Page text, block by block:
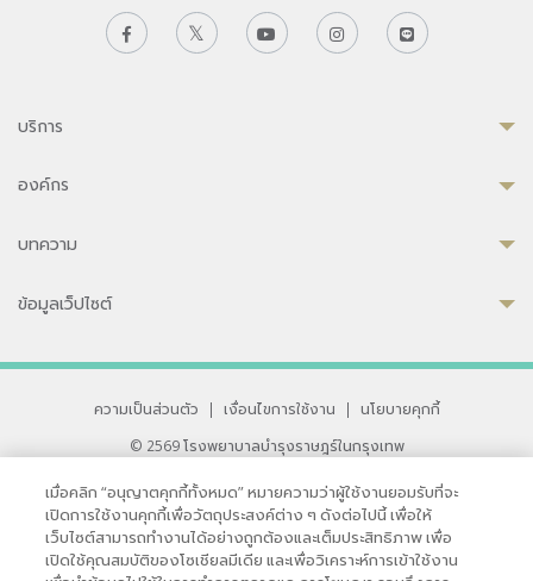
บริการ
องค์กร
บทความ
ข้อมูลเว็ปไซต์
ความเป็นส่วนตัว | เงื่อนไขการใช้งาน |
นโยบายคุกกี้
© 2569 โรงพยาบาลบำรุงราษฎร์ในกรุงเทพ
33 สุขุมวิท ซอย 3 เขตวัฒนา กรุงเทพ 10110 ประเทศไทย
หากท่านมีข้อคิดเห็นหรือปัญหาในการใช้เว็บไซต์ของเรา
เมื่อคลิก “อนุญาตคุกกี้ทั้งหมด” หมายความว่าผู้ใช้งานยอมรับที่จะ
เปิดการใช้งานคุกกี้เพื่อวัตถุประสงค์ต่าง ๆ ดังต่อไปนี้ เพื่อให้
เว็บไซต์สามารถทำงานได้อย่างถูกต้องและเต็มประสิทธิภาพ เพื่อ
เปิดใช้คุณสมบัติของโซเชียลมีเดีย และเพื่อวิเคราะห์การเข้าใช้งาน